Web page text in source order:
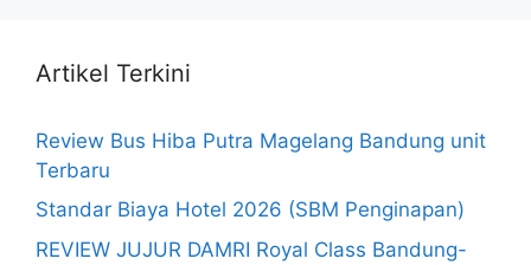
Artikel Terkini
Review Bus Hiba Putra Magelang Bandung unit
Terbaru
Standar Biaya Hotel 2026 (SBM Penginapan)
REVIEW JUJUR DAMRI Royal Class Bandung-